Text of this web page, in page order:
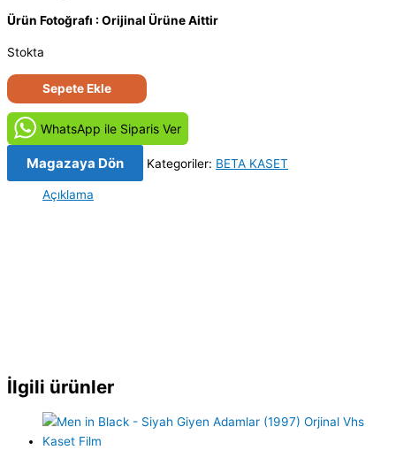
Ürün Fotoğrafı : Orijinal Ürüne Aittir
Stokta
Alman
Avrat'ın
Bacısı
(1990)
Orjinal
BETA
Sepete Ekle
WhatsApp ile Siparis Ver
Magazaya Dön Kategoriler: BETA KASET
Açıklama
İlgili ürünler